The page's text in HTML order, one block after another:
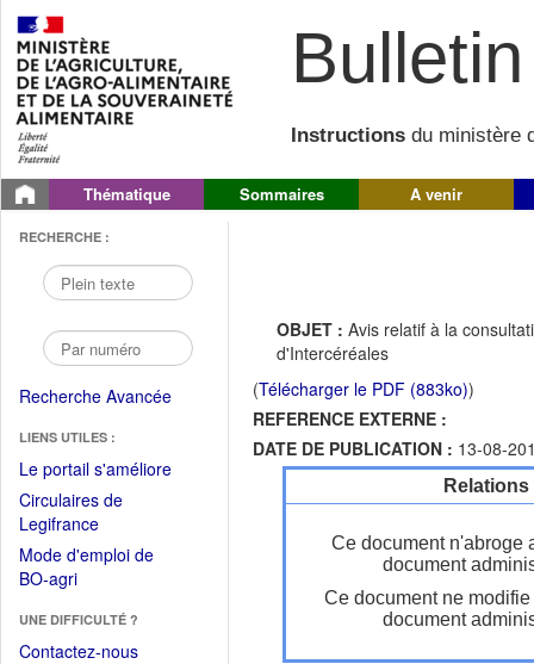
Instructions du ministère
Thématique Sommaires A venir
RECHERCHE :
Recherche Avancée
LIENS UTILES :
Le portail s'améliore(Fichier
Circulaires de
Legifrance(Ouvrir
dans
une
fenêtre)
Mode d'emploi de
BO-agri(Ouvrir
une
nouvelle
UNE DIFFICULTÉ ?
Contactez-nous
OBJET : Avis relatif à la
d'Intercéréales
(Télécharger le PDF (883ko))
REFERENCE EXTERNE :
DATE DE PUBLICATION : 13-08-
Ce document n'abroge
document
Ce document ne
document